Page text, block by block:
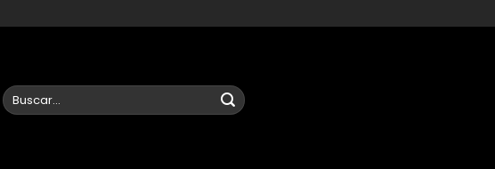
Buscar
por: